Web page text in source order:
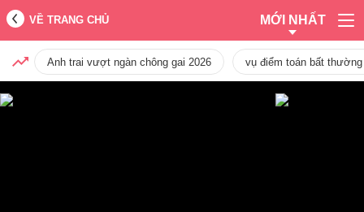
VỀ TRANG CHỦ MỚI NHẤT
Anh trai vượt ngàn chông gai 2026 vụ điểm toán bất